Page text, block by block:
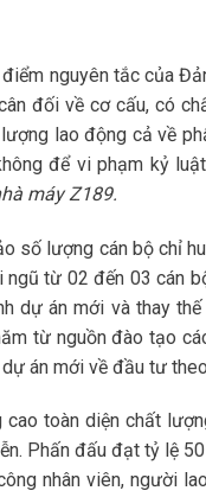
nguyên tắc của
đối về cơ cấu, có
lao động cả về
để vi phạm kỷ
máy Z189.
số lượng cán bộ chỉ
từ 02 đến 03 cán
dự án mới và thay
từ nguồn đào tạo
án mới về đầu tư
cao toàn diện chất
Phấn đấu đạt tỷ lệ
nhân viên, người